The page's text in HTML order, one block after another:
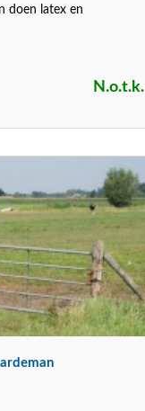
doen latex en
N.o.t.k.